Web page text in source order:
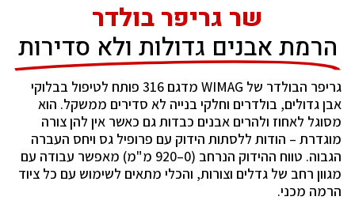
שר גריפר בולדר
הרמת אבנים גדולות ולא סדירות
גריפר הבולדר של WIMAG מדגם 316 פותח לטיפול בבלוקי
אבן גדולים, בולדרים וחלקי בנייה לא סדירים ממשקל. הוא
מסוגל לאחוז ולהרים אבנים כבדות גם כאשר אין להן צורה
מוגדרת – הודות ללסתות הידוק עם פרופיל גס ויחס העברה
הגבוה. טווח ההידוק הנרחב (0–920 מ"מ) מאפשר עבודה עם
מגוון רחב של גדלים וצורות, והכלי מתאים לשימוש עם כל ציוד
הרמה מכני.